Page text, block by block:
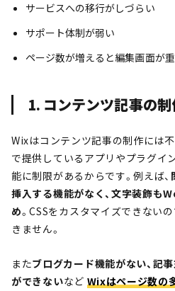
サービスへの移行がしづらい
サポート体制が弱い
ページ数が増えると編集画面が
1. コンテンツ記事の
Wixはコンテンツ記事の制作には
で提供しているアプリやプラグイ
能に制限があるからです。例えば、
挿入する機能がなく、文字装飾も
め。CSSをカスタマイズできない
きません。
またブログカード機能がない、記
ができないなど Wixはページ数の